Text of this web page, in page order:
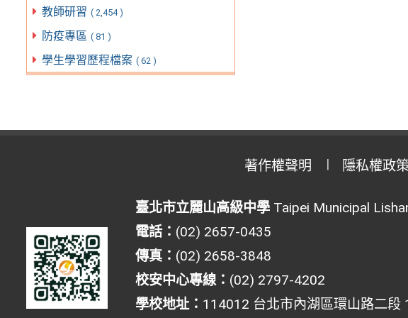
教師研習 ( 2,454 )
防疫專區 ( 81 )
學生學習歷程檔案 ( 62 )
著作權聲明 隱私權政
臺北市立麗山高級中學Taipei Municipal
電話： (02) 2657-0435
傳真： (02) 2658-3848
校安中心專線： (02) 2797-4202
學校地址： 114012 台北市內湖區環山路二段